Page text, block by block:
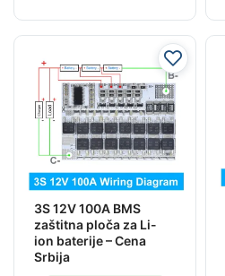
3S 12V 100A BMS
zaštitna ploča za Li-
ion baterije – Cena
Srbija